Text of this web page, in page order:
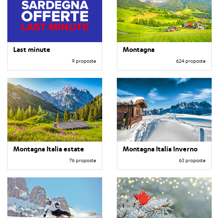
Last minute
9 proposte
Montagna
624 proposte
Montagna Italia estate
76 proposte
Montagna Italia Inverno
63 proposte